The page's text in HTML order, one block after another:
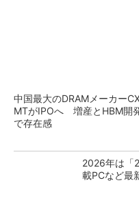
中国最大のDRAMメーカー
MTがIPOへ 増産とHBM開
で存在感
2026年は「
載PCなど最